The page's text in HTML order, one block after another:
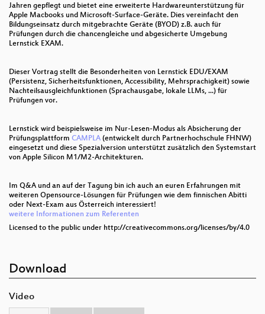
Jahren gepflegt und bietet eine erweiterte Hardwareunterstützung für
Apple Macbooks und Microsoft-Surface-Geräte. Dies vereinfacht den
Bildungseinsatz durch mitgebrachte Geräte (BYOD) z.B. auch für
Prüfungen durch die chancengleiche und abgesicherte Umgebung
Lernstick EXAM.
Dieser Vortrag stellt die Besonderheiten von Lernstick EDU/EXAM
(Persistenz, Sicherheitsfunktionen, Accessibility, Mehrsprachigkeit) sowie
Nachteilsausgleichfunktionen (Sprachausgabe, lokale LLMs, ...) für
Prüfungen vor.
Lernstick wird beispielsweise im Nur-Lesen-Modus als Absicherung der
Prüfungsplattform CAMPLA (entwickelt durch Partnerhochschule FHNW)
eingesetzt und diese Spezialversion unterstützt zusätzlich den Systemstart
von Apple Silicon M1/M2-Architekturen.
Im Q&A und an auf der Tagung bin ich auch an euren Erfahrungen mit
weiteren Opensource-Lösungen für Prüfungen wie dem finnischen Abitti
oder Next-Exam aus Österreich interessiert!
weitere Informationen zum Referenten
Licensed to the public under http://creativecommons.org/licenses/by/4.0
Download
Video